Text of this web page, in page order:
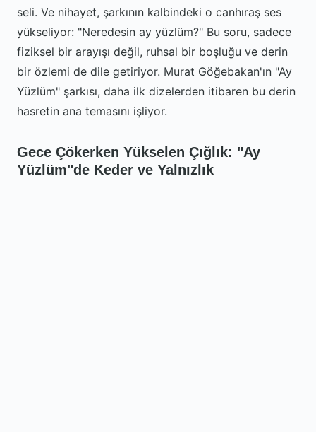
seli. Ve nihayet, şarkının kalbindeki o canhıraş ses
yükseliyor: "Neredesin ay yüzlüm?" Bu soru, sadece
fiziksel bir arayışı değil, ruhsal bir boşluğu ve derin
bir özlemi de dile getiriyor. Murat Göğebakan'ın "Ay
Yüzlüm" şarkısı, daha ilk dizelerden itibaren bu derin
hasretin ana temasını işliyor.
Gece Çökerken Yükselen Çığlık: "Ay
Yüzlüm"de Keder ve Yalnızlık